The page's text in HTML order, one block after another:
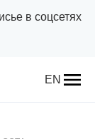
в соцсетях
EN